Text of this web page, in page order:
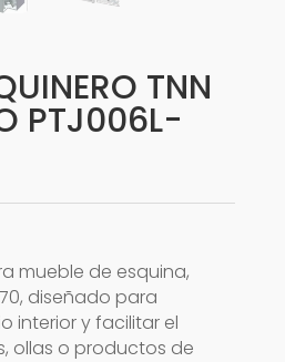
TNN
PTJ006L-
mueble de esquina,
diseñado para
interior y facilitar el
ollas o productos de